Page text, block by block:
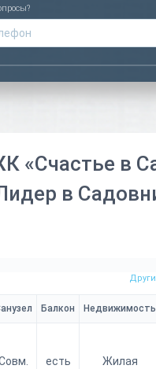
«Счастье в
в
Балкон Недвижимость
есть Жилая